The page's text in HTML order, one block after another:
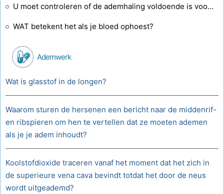
U moet controleren of de ademhaling voldoende is voordat u een bewusteloos volwassen slachtoffer beademt. Doe dit door te kijken of de borstkas omhoog gaat en de luchtstroom door de neus of mond te voelen. Wat nog meer?
WAT betekent het als je bloed ophoest?
Ademwerk
Wat is glasstof in de longen?
Waarom sturen de hersenen een bericht naar de middenrif-
en ribspieren om hen te vertellen dat ze moeten ademen
als je je adem inhoudt?
Koolstofdioxide traceren vanaf het moment dat het zich in
de superieure vena cava bevindt totdat het door de neus
wordt uitgeademd?